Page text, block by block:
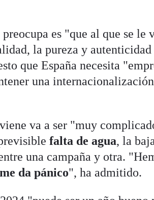
es "que al que se le
la pureza y autenticidad
que España necesita
una internacionalización
va a ser "muy
falta de agua, la baja
una campaña y otra.
da pánico", ha admitido.